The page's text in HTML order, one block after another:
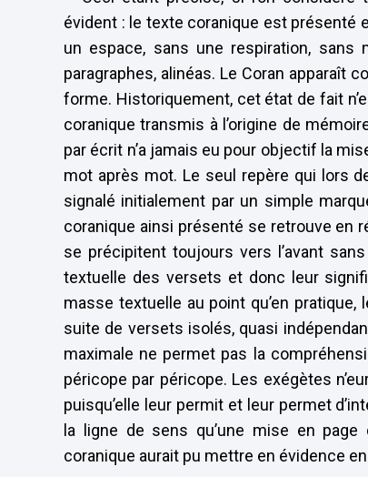
évident : le texte coranique est présenté
un espace, sans une respiration,
paragraphes, alinéas. Le Coran apparaît
forme. Historiquement, cet état de fait
coranique transmis à l’origine de
par écrit n’a jamais eu pour objectif la
mot après mot. Le seul repère qui lors
signalé initialement par un simple
coranique ainsi présenté se retrouve en
se précipitent toujours vers l’avant
textuelle des versets et donc leur
masse textuelle au point qu’en
suite de versets isolés, quasi
maximale ne permet pas la
péricope par péricope. Les exégètes
puisqu’elle leur permit et leur permet
la ligne de sens qu’une mise en
coranique aurait pu mettre en évidence